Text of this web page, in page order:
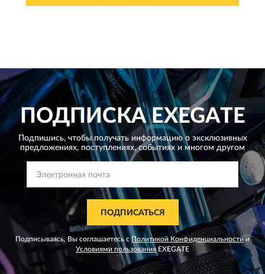
ПОДПИСКАEXEGATE
Подпишись, чтобы получать информацию о эксклюзивных
предложениях, поступлениях, событиях и многом другом
ПОДПИСАТЬСЯ
Подписываясь, Вы соглашаетесь сПолитикой Конфиденциальности и
Условиями пользованияEXEGATE